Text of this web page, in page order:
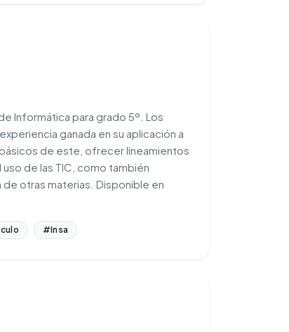
Informática para grado 5º. Los
ganada en su aplicación a
de este, ofrecer lineamientos
de las TIC, como también
de otras materias. Disponible en
#Insa